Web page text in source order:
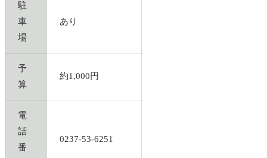
駐
車
場
あり
予
算
約1,000円
電
話
番
0237-53-6251